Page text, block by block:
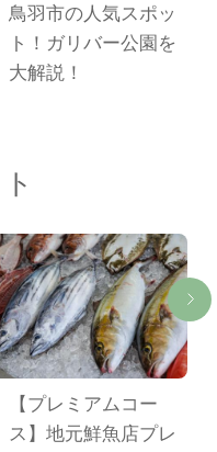
鳥羽市の人気スポッ
ト！ガリバー公園を
大解説！
【プレミアムコー
ス】地元鮮魚店プレ